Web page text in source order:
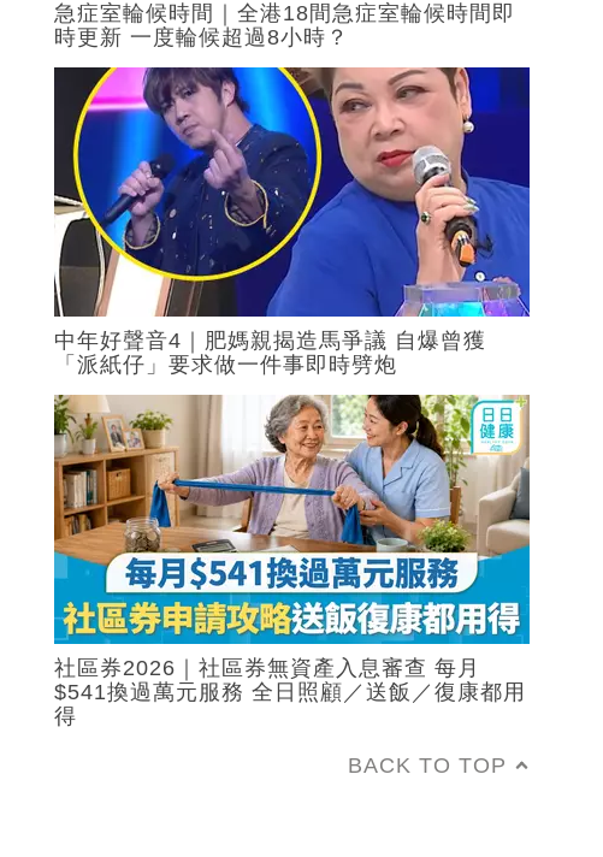
急症室輪候時間｜全港18間急症室輪候時間即
時更新 一度輪候超過8小時？
中年好聲音4｜肥媽親揭造馬爭議 自爆曾獲
「派紙仔」要求做一件事即時劈炮
社區券2026｜社區券無資產入息審查 每月
$541換過萬元服務 全日照顧／送飯／復康都用
得
BACK TO TOP